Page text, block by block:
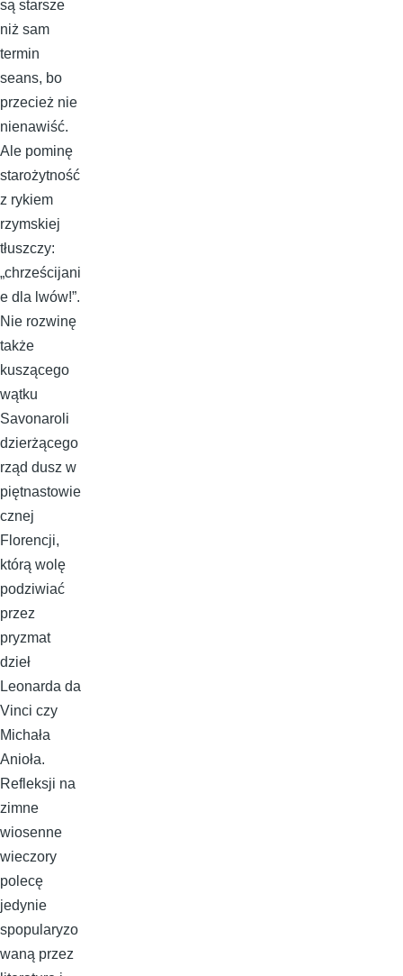
są starsze
niż sam
termin
seans, bo
przecież nie
nienawiść.
Ale pominę
starożytność
z rykiem
rzymskiej
tłuszczy:
„chrześcijani
e dla lwów!”.
Nie rozwinę
także
kuszącego
wątku
Savonaroli
dzierżącego
rząd dusz w
piętnastowie
cznej
Florencji,
którą wolę
podziwiać
przez
pryzmat
dzieł
Leonarda da
Vinci czy
Michała
Anioła.
Refleksji na
zimne
wiosenne
wieczory
polecę
jedynie
spopularyzo
waną przez